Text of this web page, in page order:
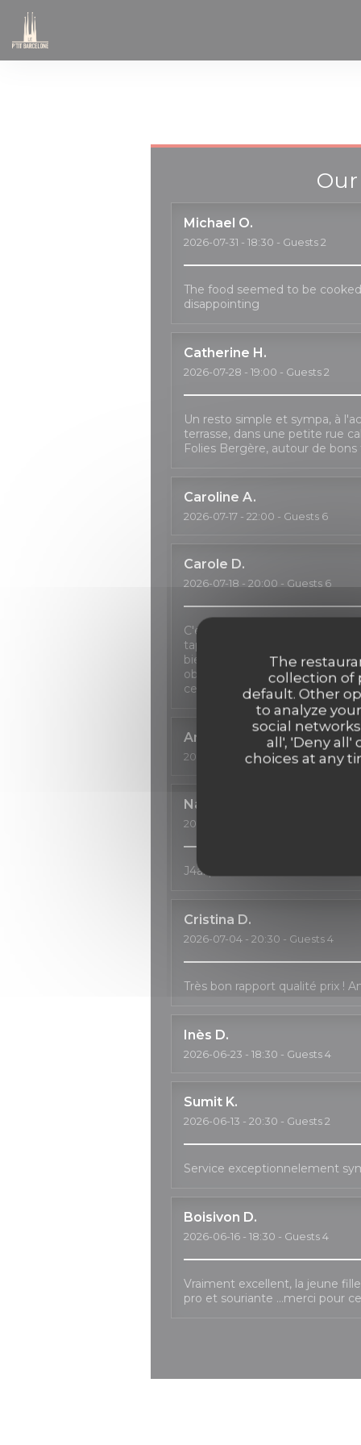
The
collection of
default. Other
to analyze
social
all', 'Deny all'
choices at any
Michael O
2026-07-31 - 18:30 - Guests 2
The food seemed to be
disappointing
Catherine H
2026-07-28 - 19:00 - Guests 2
Un resto simple et sympa, à
terrasse, dans une petite rue
Folies Bergère, autour de bons
Caroline A
2026-07-17 - 22:00 - Guests 6
Carole D
2026-07-18 - 20:00 - Guests 6
C'est toujours un plaisir de
tapas, un verre de sangria à la
bienveillance en cas de report
obligé à décaler le dîner à
certaines formules n'étant plus
Anne
2026-07-11 - 18:30 - Guests 3
Natalia
2026-07-04
J4ai passé un très bon
Cristina D
2026-07-04 - 20:30 - Guests 4
Très bon rapport qualité prix !
Inès D
2026-06-23 - 18:30 - Guests 4
Sumit K
2026-06-13 - 20:30 - Guests 2
Service exceptionnelement
Boisivon D
2026-06-16 - 18:30 - Guests 4
Vraiment excellent, la jeune
pro et souriante …merci pour